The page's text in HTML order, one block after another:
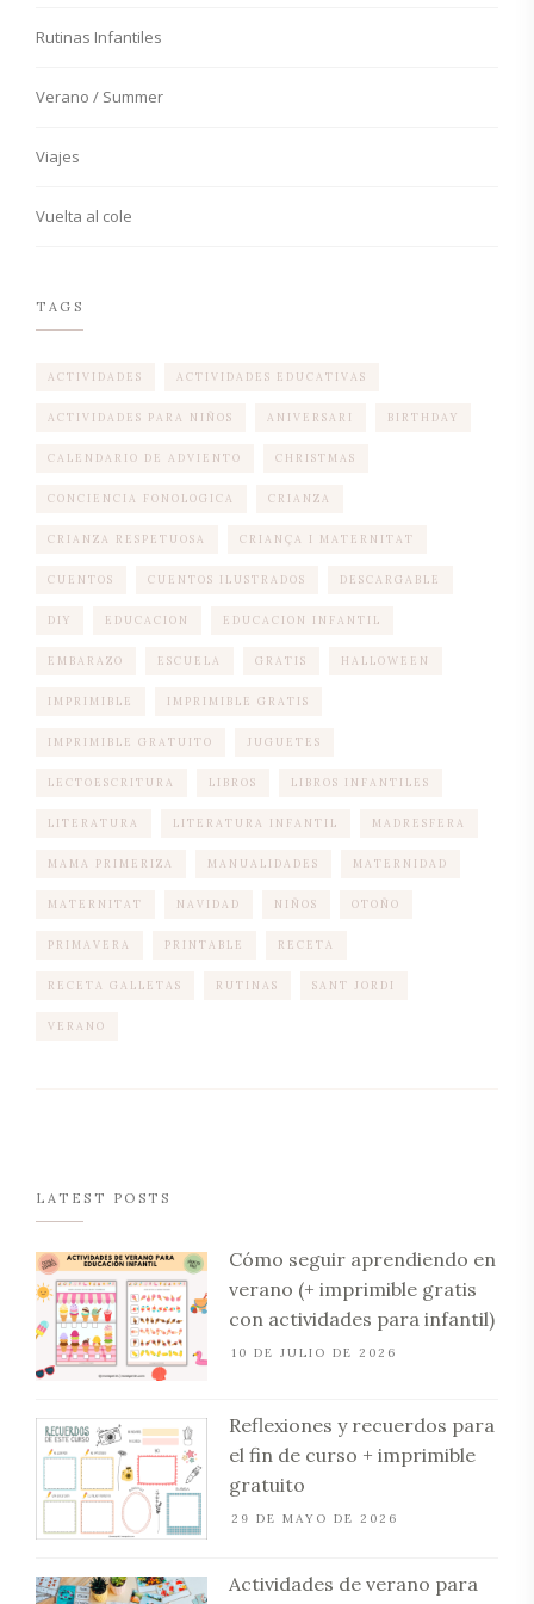
Rutinas Infantiles
Verano / Summer
Viajes
Vuelta al cole
TAGS
ACTIVIDADES ACTIVIDADES EDUCATIVAS
ACTIVIDADES PARA NIÑOS ANIVERSARI BIRTHDAY
CALENDARIO DE ADVIENTO CHRISTMAS
CONCIENCIA FONOLOGICA CRIANZA
CRIANZA RESPETUOSA CRIANÇA I MATERNITAT
CUENTOS CUENTOS ILUSTRADOS DESCARGABLE
DIY EDUCACION EDUCACION INFANTIL
EMBARAZO ESCUELA GRATIS HALLOWEEN
IMPRIMIBLE IMPRIMIBLE GRATIS
IMPRIMIBLE GRATUITO JUGUETES
LECTOESCRITURA LIBROS LIBROS INFANTILES
LITERATURA LITERATURA INFANTIL MADRESFERA
MAMA PRIMERIZA MANUALIDADES MATERNIDAD
MATERNITAT NAVIDAD NIÑOS OTOÑO
PRIMAVERA PRINTABLE RECETA
RECETA GALLETAS RUTINAS SANT JORDI
VERANO
LATEST POSTS
Cómo seguir aprendiendo en
verano (+ imprimible gratis
con actividades para infantil)
10 DE JULIO DE 2026
Reflexiones y recuerdos para
el fin de curso + imprimible
gratuito
29 DE MAYO DE 2026
Actividades de verano para